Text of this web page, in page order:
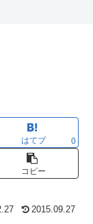
はてブ 0
コピー
2015.09.27